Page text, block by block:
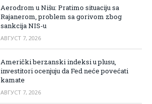
Aerodrom u Nišu: Pratimo situaciju sa
Rajanerom, problem sa gorivom zbog
sankcija NIS-u
АВГУСТ 7, 2026
Američki berzanski indeksi u plusu,
investitori ocenjuju da Fed neće povećati
kamate
АВГУСТ 7, 2026